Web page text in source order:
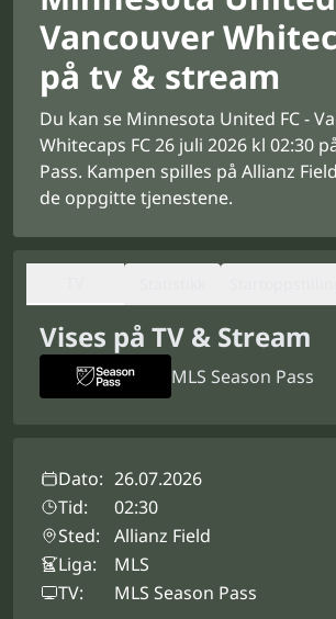
Vancouver
på tv & stream
Du kan se Minnesota United FC -
Whitecaps FC 26 juli 2026 kl 02:30
Pass. Kampen spilles på Allianz
de oppgitte tjenestene.
Vises på TV & Stream
MLS Season Pass
Dato: 26.07.2026
Tid:
02:30
Sted:
Allianz Field
Liga:
MLS
TV:
MLS Season Pass